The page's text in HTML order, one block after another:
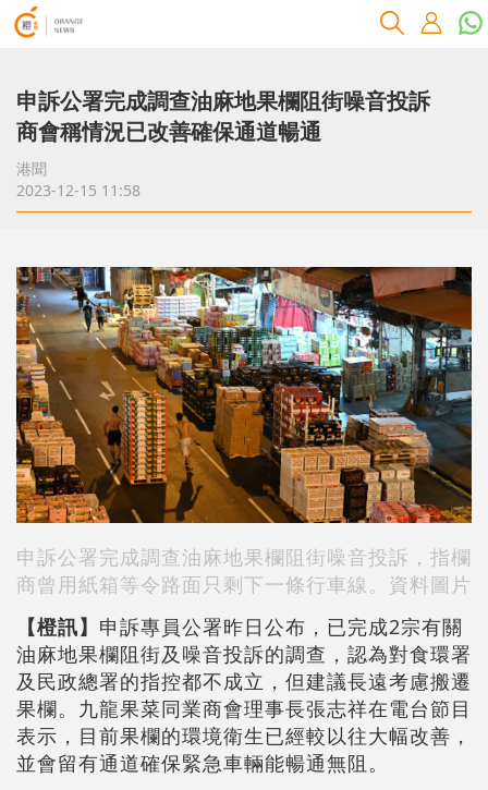
申訴公署完成調查油麻地果欄阻街噪音投訴
商會稱情況已改善確保通道暢通
港聞
2023-12-15 11:58
申訴公署完成調查油麻地果欄阻街噪音投訴，指欄
商曾用紙箱等令路面只剩下一條行車線。資料圖片
【橙訊】 申訴專員公署昨日公布，已完成2宗有關
油麻地果欄阻街及噪音投訴的調查，認為對食環署
及民政總署的指控都不成立，但建議長遠考慮搬遷
果欄。九龍果菜同業商會理事長張志祥在電台節目
表示，目前果欄的環境衛生已經較以往大幅改善，
並會留有通道確保緊急車輛能暢通無阻。